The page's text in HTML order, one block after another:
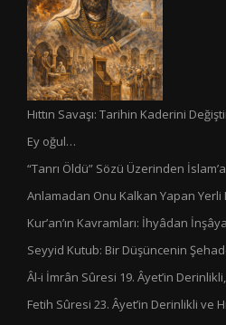
Hıttın Savaşı: Tarihin Kaderini
Ey oğul…
“Tanrı Öldü” Sözü Üzerinden
Anlamadan Onu Kalkan Yapan Yerli
Kur’an’ın Kavramları: İhyâdan
Seyyid Kutub: Bir Düşüncenin
Âl-i İmrân Sûresi 19. Âyet’in
Fetih Sûresi 23. Âyet’in Derinlikli ve